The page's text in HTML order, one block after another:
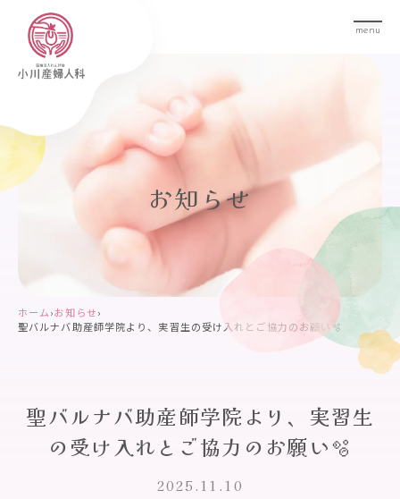
menu
お知らせ
ホーム›お知らせ›
聖バルナバ助産師学院より、実習生の受け入れとご協力のお願い🫧
聖バルナバ助産師学院より、実習生
の受け入れとご協力のお願い🫧
2025.11.10